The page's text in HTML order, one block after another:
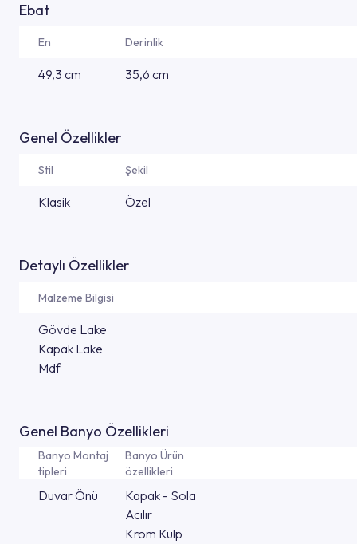
Ebat
En Derinlik
49,3 cm 35,6 cm
Genel Özellikler
Stil Şekil
Klasik Özel
Detaylı Özellikler
Malzeme Bilgisi
Gövde Lake
Kapak Lake
Mdf
Genel Banyo Özellikleri
Banyo Montaj
tipleri
Banyo Ürün
özellikleri
Duvar Önü
Kapak - Sola
Acılır
Krom Kulp